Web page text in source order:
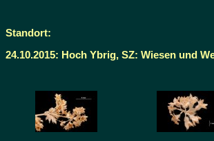
Standort:
24.10.2015: Hoch Ybrig, SZ: Wiesen und